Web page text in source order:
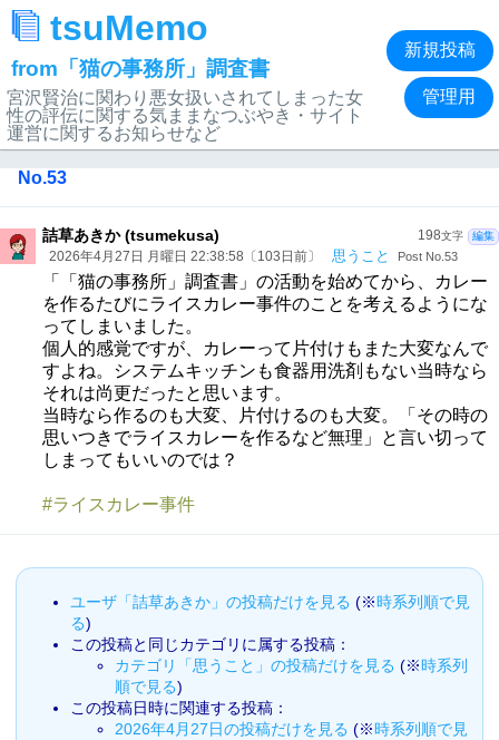
tsuMemo
from「猫の事務所」調査書
宮沢賢治に関わり悪女扱いされてしまった女
性の評伝に関する気ままなつぶやき・サイト
運営に関するお知らせなど
新規投稿
管理用
No.53
198文字 編集
詰草あきか (tsumekusa)
2026年4月27日 月曜日 22:38:58〔103日前〕 思うこと Post No.53
「「猫の事務所」調査書」の活動を始めてから、カレー
を作るたびにライスカレー事件のことを考えるようにな
ってしまいました。
個人的感覚ですが、カレーって片付けもまた大変なんで
すよね。システムキッチンも食器用洗剤もない当時なら
それは尚更だったと思います。
当時なら作るのも大変、片付けるのも大変。「その時の
思いつきでライスカレーを作るなど無理」と言い切って
しまってもいいのでは？
#ライスカレー事件
ユーザ「詰草あきか」の投稿だけを見る (※時系列順で見
る)
この投稿と同じカテゴリに属する投稿：
カテゴリ「思うこと」の投稿だけを見る (※時系列
順で見る)
この投稿日時に関連する投稿：
2026年4月27日の投稿だけを見る (※時系列順で見